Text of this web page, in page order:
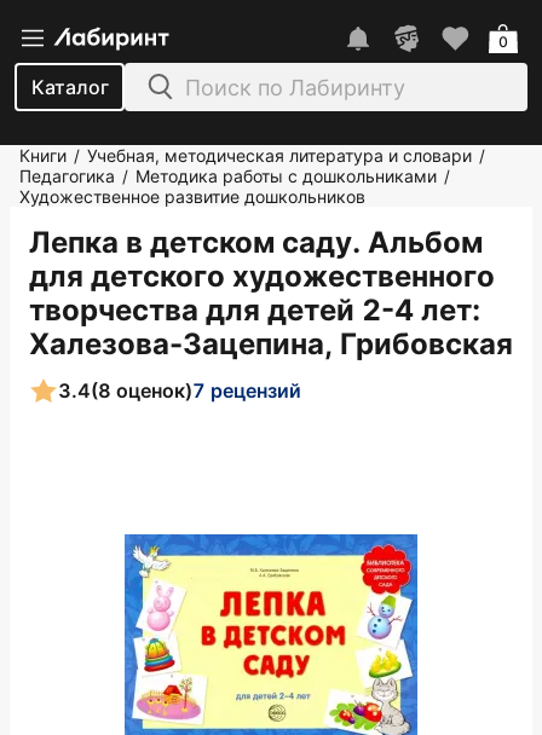
Каталог
0
Книги / Учебная, методическая литература и словари /
Педагогика / Методика работы с дошкольниками /
Художественное развитие дошкольников
Лепка в детском саду. Альбом
для детского художественного
творчества для детей 2-4 лет:
Халезова-Зацепина, Грибовская
3.4(8 оценок)7 рецензий